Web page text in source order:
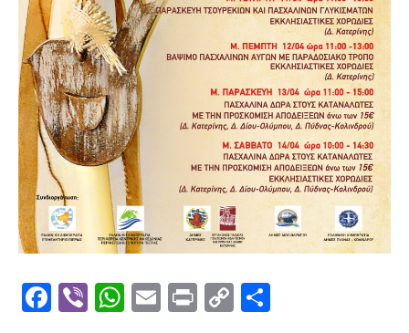
Facebook
ViberWhatsApp
EmailPrintCopy